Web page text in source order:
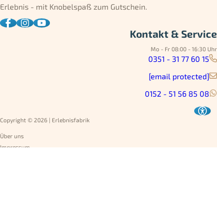
Erlebnis - mit Knobelspaß zum Gutschein.
Kontakt & Service
Mo - Fr 08:00 - 16:30 Uhr
0351 - 31 77 60 15
[email protected]
0152 - 51 56 85 08
Copyright © 2026 | Erlebnisfabrik
Über uns
Impressum